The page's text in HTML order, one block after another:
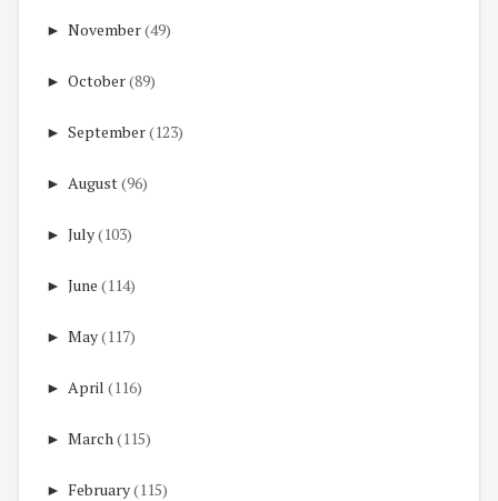
► November(49)
► October(89)
► September(123)
► August(96)
► July(103)
► June (114)
► May(117)
► April (116)
► March (115)
► February(115)